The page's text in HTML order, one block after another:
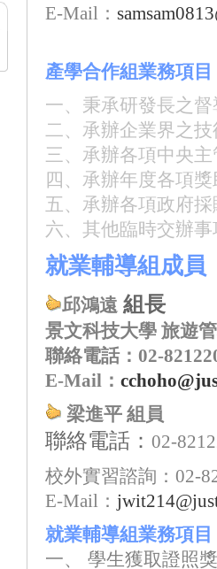
E-Mail：
產學合作組業務項目
一、秉承研發長之
二、承辦企業界之
三、承辦各項中央
四、承辦年度各項
五、承辦各項政府
六、其他臨時交辦事
就業輔導組成員
邱鴻遠 組長
景文科技大學 旅遊
聯絡電話： 02-
E-Mail：
梁進平 組員
聯絡電話： 02-
校外實習諮詢：02-
E-Mail：
就業輔導組業務項目
一、 學生獲取證照